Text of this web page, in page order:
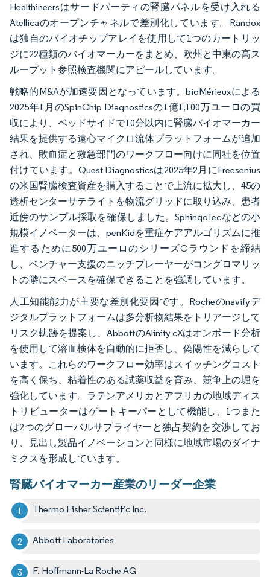
Healthineersはサードパーティの腎臓パネルを受け入れる
Atellicaのオープンチャネルで差別化しています。Randox
は独自のバイオチップアレイを使用して1つのカートリッ
ジに22種類のバイオマーカーをまとめ、欧州と中東の高ス
ループット参照検査機関にアピールしています。
戦略的M&Aが加速要因となっています。bioMérieuxによる
2025年1月のSpinChip Diagnosticsの1億1,100万ユーロの買
収により、ベッドサイドで10分以内に腎臓バイオマーカー
結果を提供する遠心マイクロ流体プラットフォームが追加
され、敗血症と救急部門のワークフロー向けに同社を位置
付けています。Quest Diagnosticsは2025年2月にFreesenius
の米国腎臓検査資産を購入することで上流に拡大し、45の
透析センターサテライトを物流グリッドに取り込み、患者
近傍のサンプル採取を確保しました。SphingoTecなどの小
規模イノベーターは、penKidを重症ケアアルゴリズムに推
進するために500万ユーロのシリーズCラウンドを締結
し、ベンチャー支援のニッチプレーヤーがコングロマリッ
トの隣にスペースを確保できることを強調しています。
人工知能能力が主要な差別化要因です。Rocheのnavifyデ
ジタルプラットフォームは多分析物結果をトリアージして
リスク軌跡を提案し、AbbottのAlinity cXはオンボード分析
を使用して溶血検体を自動的に拒否し、偽陽性を減らして
います。これらのワークフロー効率はスイッチングコスト
を高く保ち、粘着性のある試薬収益を育み、競争上の堀を
強化しています。ラテンアメリカとアフリカの地域ディス
トリビューターはゲートキーパーとして機能し、1つまた
は2つのグローバルサプライヤーと独占契約を交渉してお
り、見出し製品イノベーションと同様に地域市場のダイナ
ミクスを形成しています。
腎臓バイオマーカー産業のリーダー企業
Thermo Fisher Scientific Inc.
Abbott Laboratories
F. Hoffmann-La Roche AG